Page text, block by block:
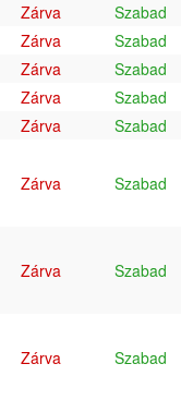
Zárva
Szabad
Zárva
Szabad
Zárva
Szabad
Zárva
Szabad
Zárva
Szabad
Zárva Szabad
Zárva Szabad
Zárva Szabad